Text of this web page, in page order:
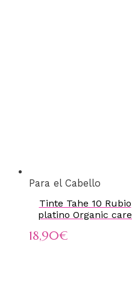
Para el Cabello
Tinte Tahe 10 Rubio
platino Organic care
18,90€